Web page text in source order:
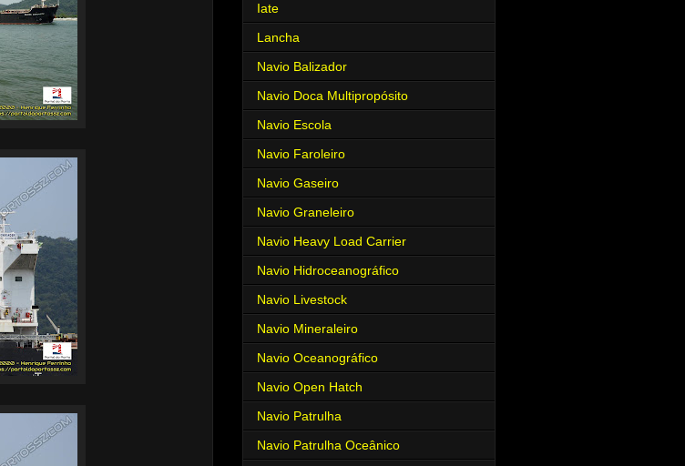
Iate
Lancha
Navio Balizador
Navio Doca Multipropósito
Navio Escola
Navio Faroleiro
Navio Gaseiro
Navio Graneleiro
Navio Heavy Load Carrier
Navio Hidroceanográfico
Navio Livestock
Navio Mineraleiro
Navio Oceanográfico
Navio Open Hatch
Navio Patrulha
Navio Patrulha Oceânico